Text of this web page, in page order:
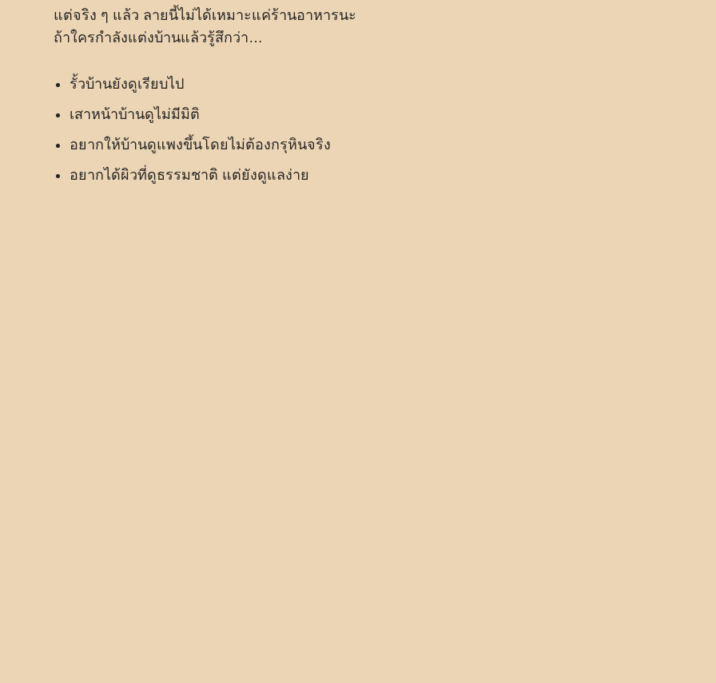
แต่จริง ๆ แล้ว ลายนี้ไม่ได้เหมาะแค่ร้านอาหารนะ
ถ้าใครกำลังแต่งบ้านแล้วรู้สึกว่า…
รั้วบ้านยังดูเรียบไป
เสาหน้าบ้านดูไม่มีมิติ
อยากให้บ้านดูแพงขึ้นโดยไม่ต้องกรุหินจริง
อยากได้ผิวที่ดูธรรมชาติ แต่ยังดูแลง่าย